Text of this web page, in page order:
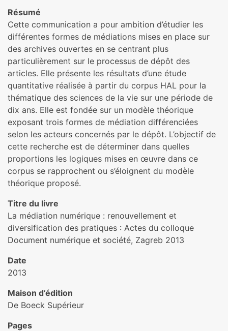
Résumé
Cette communication a pour ambition d’étudier les
différentes formes de médiations mises en place sur
des archives ouvertes en se centrant plus
particulièrement sur le processus de dépôt des
articles. Elle présente les résultats d’une étude
quantitative réalisée à partir du corpus HAL pour la
thématique des sciences de la vie sur une période de
dix ans. Elle est fondée sur un modèle théorique
exposant trois formes de médiation différenciées
selon les acteurs concernés par le dépôt. L’objectif de
cette recherche est de déterminer dans quelles
proportions les logiques mises en œuvre dans ce
corpus se rapprochent ou s’éloignent du modèle
théorique proposé.
Titre du livre
La médiation numérique : renouvellement et
diversification des pratiques : Actes du colloque
Document numérique et société, Zagreb 2013
Date
2013
Maison d’édition
De Boeck Supérieur
Pages